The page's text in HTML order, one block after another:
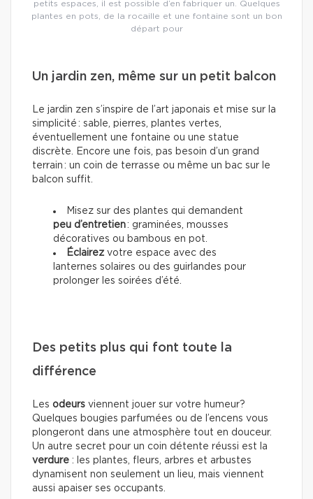
petits espaces, il est possible d’en fabriquer un. Quelques
plantes en pots, de la rocaille et une fontaine sont un bon
départ pour
Un jardin zen, même sur un petit balcon
Le jardin zen s’inspire de l’art japonais et mise sur la
simplicité : sable, pierres, plantes vertes,
éventuellement une fontaine ou une statue
discrète. Encore une fois, pas besoin d’un grand
terrain : un coin de terrasse ou même un bac sur le
balcon suffit.
Misez sur des plantes qui demandent
peu d’entretien: graminées, mousses
décoratives ou bambous en pot.
Éclairez votre espace avec des
lanternes solaires ou des guirlandes pour
prolonger les soirées d’été.
Des petits plus qui font toute la
différence
Les odeurs viennent jouer sur votre humeur?
Quelques bougies parfumées ou de l’encens vous
plongeront dans une atmosphère tout en douceur.
Un autre secret pour un coin détente réussi est la
verdure : les plantes, fleurs, arbres et arbustes
dynamisent non seulement un lieu, mais viennent
aussi apaiser ses occupants.